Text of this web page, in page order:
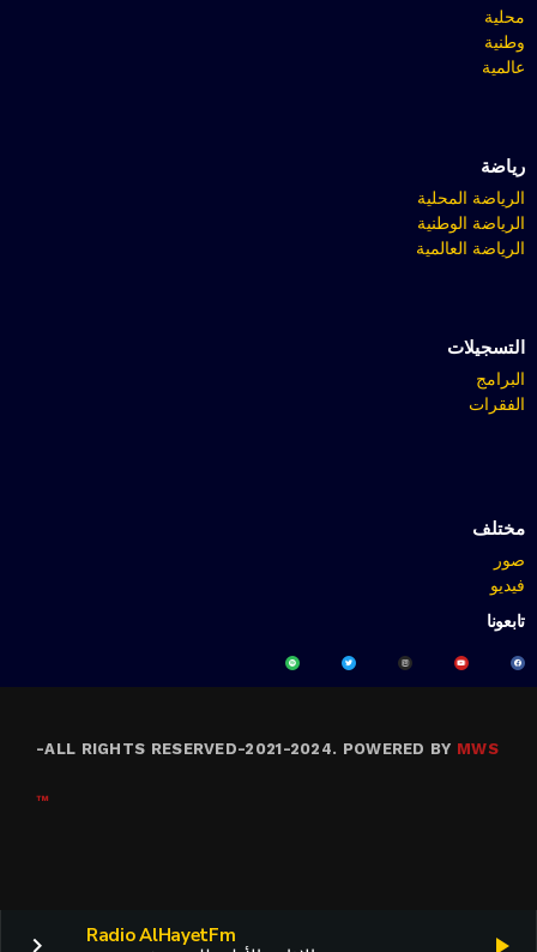
play_arrow
Radio AlHayetFm
keyboard_arrow_right
محلية
وطنية
عالمية
رياضة
الرياضة المحلية
الرياضة الوطنية
الرياضة العالمية
التسجيلات
البرامج
الفقرات
مختلف
صور
فيديو
تابعونا
ALL RIGHTS RESERVED-2021-2024. POWERED BY MWS
-
™